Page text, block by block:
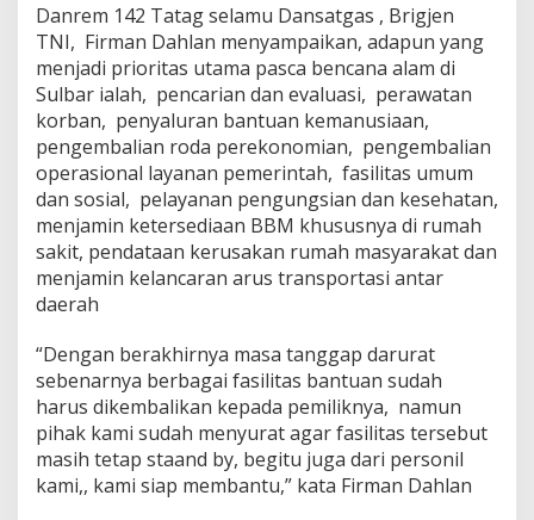
Danrem 142 Tatag selamu Dansatgas , Brigjen
TNI, Firman Dahlan menyampaikan, adapun yang
menjadi prioritas utama pasca bencana alam di
Sulbar ialah, pencarian dan evaluasi, perawatan
korban, penyaluran bantuan kemanusiaan,
pengembalian roda perekonomian, pengembalian
operasional layanan pemerintah, fasilitas umum
dan sosial, pelayanan pengungsian dan kesehatan,
menjamin ketersediaan BBM khususnya di rumah
sakit, pendataan kerusakan rumah masyarakat dan
menjamin kelancaran arus transportasi antar
daerah
“Dengan berakhirnya masa tanggap darurat
sebenarnya berbagai fasilitas bantuan sudah
harus dikembalikan kepada pemiliknya, namun
pihak kami sudah menyurat agar fasilitas tersebut
masih tetap staand by, begitu juga dari personil
kami,, kami siap membantu,” kata Firman Dahlan